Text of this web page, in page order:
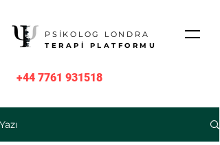
+44 7761 931518
PSİKOLOG LONDRA
TERAPİ PLATFORMU
Yazı